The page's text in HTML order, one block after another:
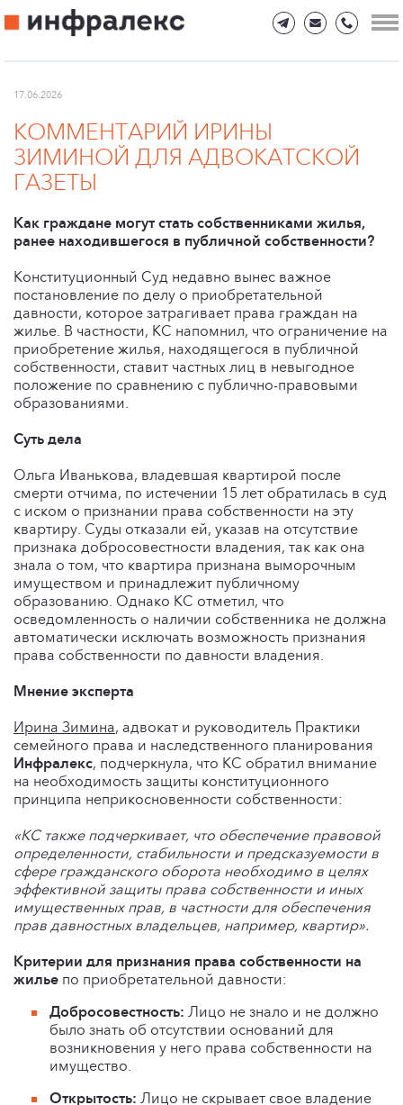
17.06.2026
КОММЕНТАРИЙ ИРИНЫ
ЗИМИНОЙ ДЛЯ АДВОКАТСКОЙ
ГАЗЕТЫ
Как граждане могут стать собственниками жилья,
ранее находившегося в публичной собственности?
Конституционный Суд недавно вынес важное
постановление по делу о приобретательной
давности, которое затрагивает права граждан на
жилье. В частности, КС напомнил, что ограничение на
приобретение жилья, находящегося в публичной
собственности, ставит частных лиц в невыгодное
положение по сравнению с публично-правовыми
образованиями.
Суть дела
Ольга Иванькова, владевшая квартирой после
смерти отчима, по истечении 15 лет обратилась в суд
с иском о признании права собственности на эту
квартиру. Суды отказали ей, указав на отсутствие
признака добросовестности владения, так как она
знала о том, что квартира признана выморочным
имуществом и принадлежит публичному
образованию. Однако КС отметил, что
осведомленность о наличии собственника не должна
автоматически исключать возможность признания
права собственности по давности владения.
Мнение эксперта
Ирина Зимина, адвокат и руководитель Практики
семейного права и наследственного планирования
Инфралекс, подчеркнула, что КС обратил внимание
на необходимость защиты конституционного
принципа неприкосновенности собственности:
«КС также подчеркивает, что обеспечение правовой
определенности, стабильности и предсказуемости в
сфере гражданского оборота необходимо в целях
эффективной защиты права собственности и иных
имущественных прав, в частности для обеспечения
прав давностных владельцев, например, квартир».
Критерии для признания права собственности на
жилье по приобретательной давности:
Добросовестность: Лицо не знало и не должно
было знать об отсутствии оснований для
возникновения у него права собственности на
имущество.
Открытость: Лицо не скрывает свое владение